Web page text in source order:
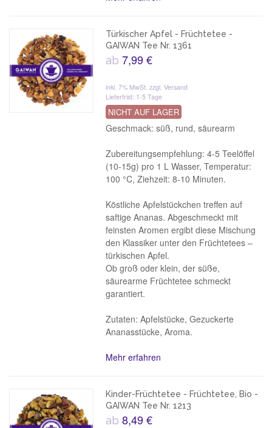
Türkischer Apfel - Früchtetee -
GAIWAN Tee Nr. 1361
ab7,99 €
inkl. 7% MwSt.zzgl. Versand
Lieferfrist: 1-5 Tage
NICHT AUF LAGER
Geschmack: süß, rund, säurearm
Zubereitungsempfehlung: 4-5 Teelöffel
(10-15g) pro 1 L Wasser, Temperatur:
100 °C, Ziehzeit: 8-10 Minuten.
Köstliche Apfelstückchen treffen auf
saftige Ananas. Abgeschmeckt mit
feinsten Aromen ergibt diese Mischung
den Klassiker unter den Früchtetees –
türkischen Apfel.
Ob groß oder klein, der süße,
säurearme Früchtetee schmeckt
garantiert.
Zutaten: Apfelstücke, Gezuckerte
Ananasstücke, Aroma.
Mehr erfahren
Kinder-Früchtetee - Früchtetee, Bio -
GAIWAN Tee Nr. 1213
ab8,49 €